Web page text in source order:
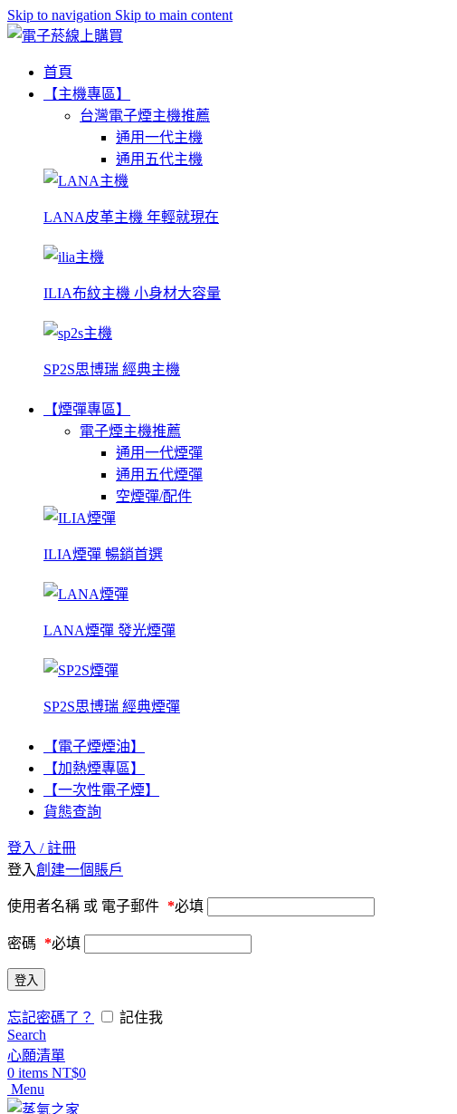
Skip to navigation Skip to main content
首頁
【主機專區】
台灣電子煙主機推薦
通用一代主機
通用五代主機
LANA皮革主機 年輕就現在
ILIA布紋主機 小身材大容量
SP2S思博瑞 經典主機
【煙彈專區】
電子煙主機推薦
通用一代煙彈
通用五代煙彈
空煙彈/配件
ILIA煙彈 暢銷首選
LANA煙彈 發光煙彈
SP2S思博瑞 經典煙彈
【電子煙煙油】
【加熱煙專區】
【一次性電子煙】
貨態查詢
登入 / 註冊
登入創建一個賬戶
使用者名稱 或 電子郵件 *必填
密碼 *必填
登入
忘記密碼了？
記住我
Search
心願清單
0 items NT$0
Menu